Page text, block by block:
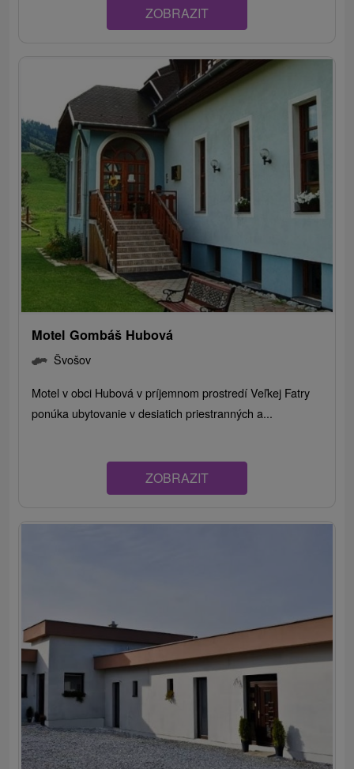
ZOBRAZIT
Motel Gombáš Hubová
Švošov
Motel v obci Hubová v príjemnom prostredí Veľkej Fatry
ponúka ubytovanie v desiatich priestranných a...
ZOBRAZIT